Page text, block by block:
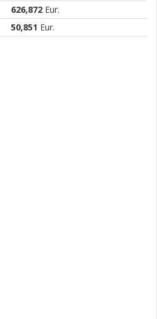
626,872 Eur.
50,851 Eur.